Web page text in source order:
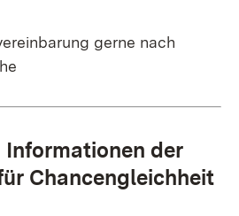
gerne nach
der
Chancengleichheit